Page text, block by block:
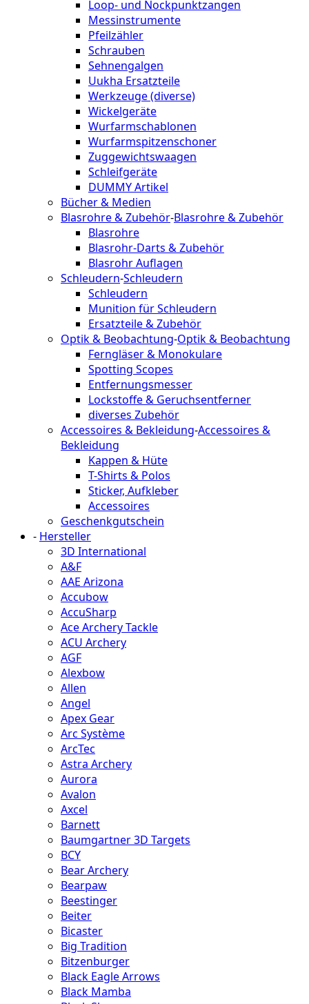
Loop- und Nockpunktzangen
Messinstrumente
Pfeilzähler
Schrauben
Sehnengalgen
Uukha Ersatzteile
Werkzeuge (diverse)
Wickelgeräte
Wurfarmschablonen
Wurfarmspitzenschoner
Zuggewichtswaagen
Schleifgeräte
DUMMY Artikel
Bücher & Medien
Blasrohre & Zubehör-Blasrohre & Zubehör
Blasrohre
Blasrohr-Darts & Zubehör
Blasrohr Auflagen
Schleudern-Schleudern
Schleudern
Munition für Schleudern
Ersatzteile & Zubehör
Optik & Beobachtung-Optik & Beobachtung
Ferngläser & Monokulare
Spotting Scopes
Entfernungsmesser
Lockstoffe & Geruchsentferner
diverses Zubehör
Accessoires & Bekleidung-Accessoires &
Bekleidung
Kappen & Hüte
T-Shirts & Polos
Sticker, Aufkleber
Accessoires
Geschenkgutschein
- Hersteller
3D International
A&F
AAE Arizona
Accubow
AccuSharp
Ace Archery Tackle
ACU Archery
AGF
Alexbow
Allen
Angel
Apex Gear
Arc Système
ArcTec
Astra Archery
Aurora
Avalon
Axcel
Barnett
Baumgartner 3D Targets
BCY
Bear Archery
Bearpaw
Beestinger
Beiter
Bicaster
Big Tradition
Bitzenburger
Black Eagle Arrows
Black Mamba